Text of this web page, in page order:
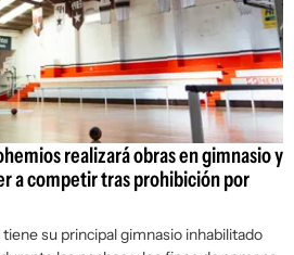
realizará obras en gimnasio y
a competir tras prohibición por
su principal gimnasio inhabilitado